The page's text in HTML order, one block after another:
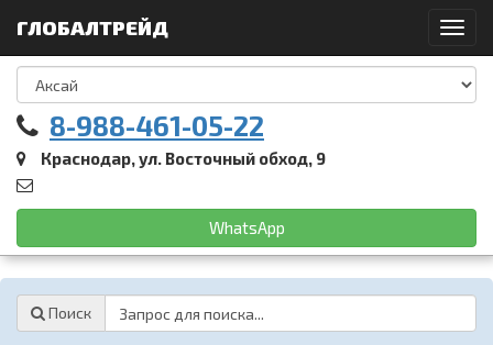
ГЛОБАЛТРЕЙД
8-988-461-05-22
Краснодар, ул. Восточный обход, 9
WhatsApp
Поиск